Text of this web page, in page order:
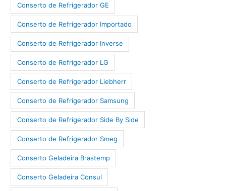
Conserto de Refrigerador GE
Conserto de Refrigerador Importado
Conserto de Refrigerador Inverse
Conserto de Refrigerador LG
Conserto de Refrigerador Liebherr
Conserto de Refrigerador Samsung
Conserto de Refrigerador Side By Side
Conserto de Refrigerador Smeg
Conserto Geladeira Brastemp
Conserto Geladeira Consul